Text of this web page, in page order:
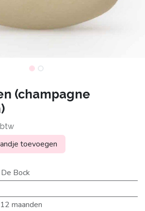
(champagne
toevoegen
De Bock
maanden